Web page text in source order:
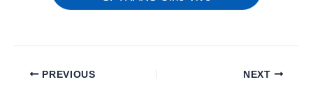
PREVIOUS NEXT